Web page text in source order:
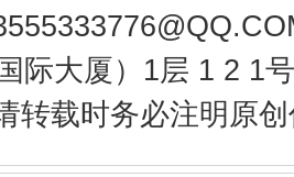
际大厦）1层 1 2 1
转载时务必注明原
抗生素超标问题” 法